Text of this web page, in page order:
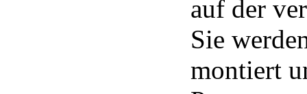
auf der
Sie
montiert